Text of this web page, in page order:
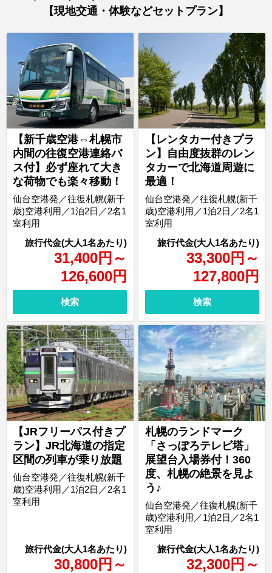
【現地交通・体験などセットプラン】
【新千歳空港⇔札幌市
内間の往復空港連絡バ
ス付】必ず座れて大き
な荷物でも楽々移動！
31,400円 ～
126,600円
仙台空港発／往復札幌(新千
歳)空港利用／1泊2日／2名1
室利用
検索
【レンタカー付きプラ
ン】自由度抜群のレン
タカーで北海道周遊に
最適！
33,300円 ～
127,800円
仙台空港発／往復札幌(新千
歳)空港利用／1泊2日／2名1
室利用
検索
【JRフリーパス付きプ
ラン】JR北海道の指定
区間の列車が乗り放題
30,800円 ～
仙台空港発／往復札幌(新千
歳)空港利用／1泊2日／2名1
室利用
札幌のランドマーク
「さっぽろテレビ塔」
展望台入場券付！360
度、札幌の絶景を見よ
う♪
32,300円 ～
仙台空港発／往復札幌(新千
歳)空港利用／1泊2日／2名1
室利用